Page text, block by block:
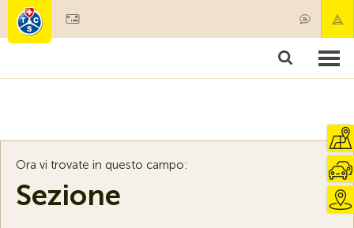
Societariato & prestazioni
Ora vi trovate in questo campo:
Sezione